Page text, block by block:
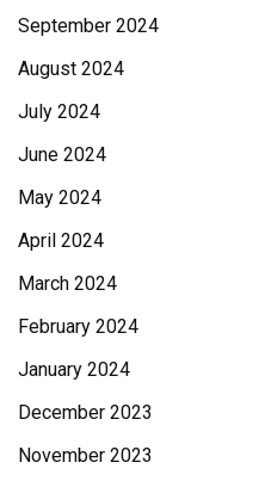
September 2024
August 2024
July 2024
June 2024
May 2024
April 2024
March 2024
February 2024
January 2024
December 2023
November 2023